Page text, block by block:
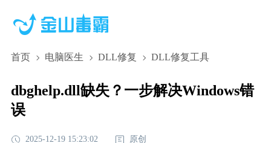
首页 电脑医生 DLL修复 DLL修复工具
dbghelp.dll缺失？一步解决Windows错
误
2025-12-19 15:23:02 原创